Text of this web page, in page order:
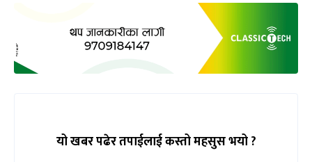
यो खबर पढेर तपाईलाई कस्तो महसुस भयो ?